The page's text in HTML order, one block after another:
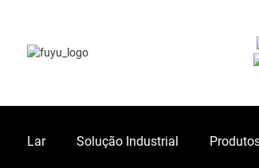
Lar Solução Industrial